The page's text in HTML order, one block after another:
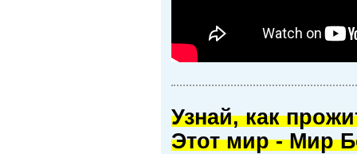
Узнай, как
Этот мир - Мир